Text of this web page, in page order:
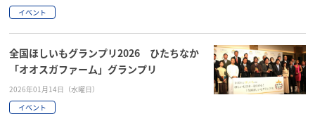
イベント
全国ほしいもグランプリ2026 ひたちなか
「オオスガファーム」グランプリ
2026年01月14日（水曜日）
イベント